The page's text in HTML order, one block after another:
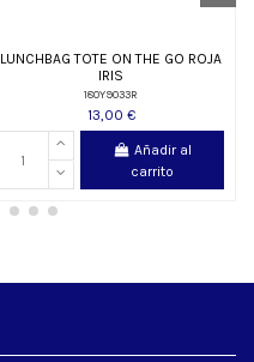
LUNCHBAG TOTE ON THE GO ROJA
IRIS
180Y9033R
13,00 €
Añadir al
carrito